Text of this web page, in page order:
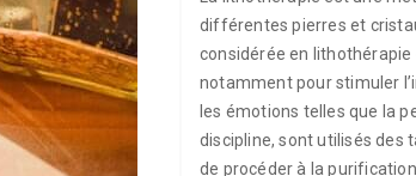
différentes pierres et
considérée en lithothérapie
notamment pour stimuler
les émotions telles que la
discipline, sont utilisés des
de procéder à la